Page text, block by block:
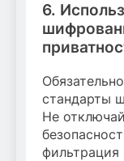
6.
стандарты
Не
фильтрация